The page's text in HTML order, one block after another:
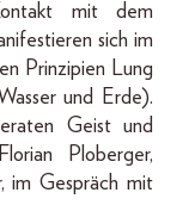
mit dem
sich im
Prinzipien Lung
und Erde).
Geist und
Ploberger,
im Gespräch mit